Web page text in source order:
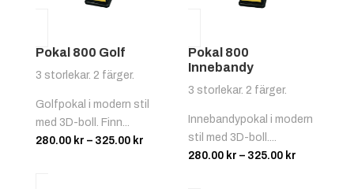
Pokal 800 Golf
3 storlekar. 2 färger.
Golfpokal i modern stil
med 3D-boll. Finn...
280.00 kr – 325.00 krPrisintervall:
280.00 kr
Pokal 800
Innebandy
3 storlekar. 2 färger.
Innebandypokal i modern
stil med 3D-boll....
280.00 kr – 325.00 kr